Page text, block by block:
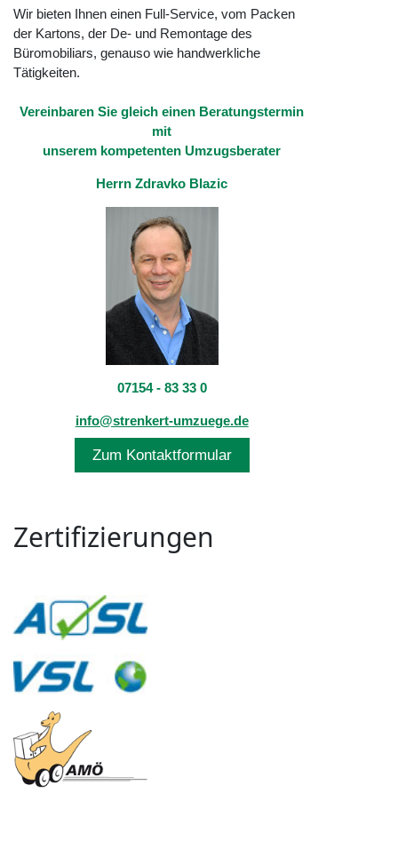
Wir bieten Ihnen einen Full-Service, vom Packen
der Kartons, der De- und Remontage des
Büromobiliars, genauso wie handwerkliche
Tätigkeiten.
Vereinbaren Sie gleich einen Beratungstermin
mit
unserem kompetenten Umzugsberater
Herrn Zdravko Blazic
07154 - 83 33 0
info@strenkert-umzuege.de
Zum Kontaktformular
Zertifizierungen